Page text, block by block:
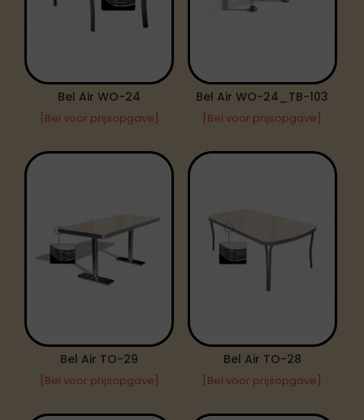
Bel Air WO-24
[Bel voor prijsopgave]
Bel Air WO-24_TB-103
[Bel voor prijsopgave]
Bel Air TO-29
[Bel voor prijsopgave]
Bel Air TO-28
[Bel voor prijsopgave]